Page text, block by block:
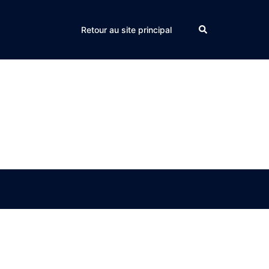
Retour au site principal Search